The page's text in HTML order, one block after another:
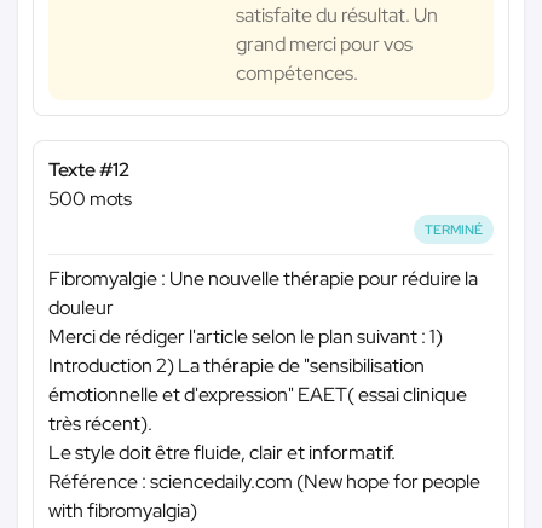
satisfaite du résultat. Un
grand merci pour vos
compétences.
Texte #12
500 mots
TERMINÉ
Fibromyalgie : Une nouvelle thérapie pour réduire la
douleur
Merci de rédiger l'article selon le plan suivant : 1)
Introduction 2) La thérapie de "sensibilisation
émotionnelle et d'expression" EAET( essai clinique
très récent).
Le style doit être fluide, clair et informatif.
Référence : sciencedaily.com (New hope for people
with fibromyalgia)